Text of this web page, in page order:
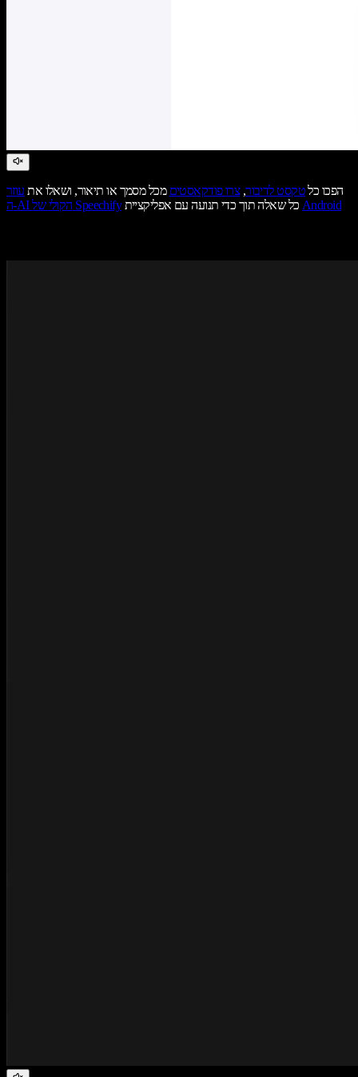
הפכו כלטקסט לדיבור,צרו פודקאסטים מכל מסמך או תיאור, ושאלו את עוזר
ה-AI הקולי של Speechify
כל שאלה תוך כדי תנועה עם אפליקצייתAndroid